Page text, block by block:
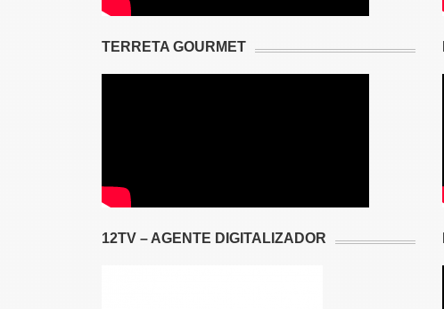
TERRETA GOURMET
12TV – AGENTE DIGITALIZADOR